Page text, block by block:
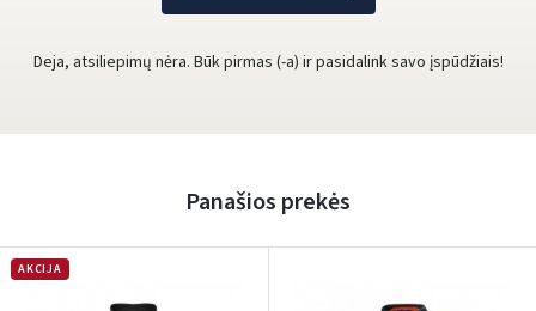
Deja, atsiliepimų nėra. Būk pirmas (-a) ir pasidalink savo įspūdžiais!
Panašios prekės
AKCIJA